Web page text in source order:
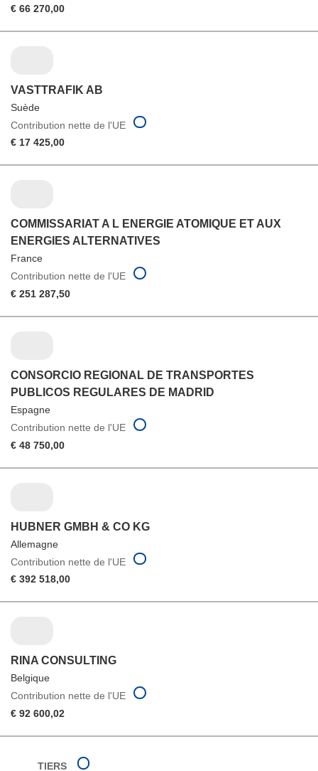
€ 66 270,00
VASTTRAFIK AB
Suède
Contribution nette de l'UE
€ 17 425,00
COMMISSARIAT A L ENERGIE ATOMIQUE ET AUX
ENERGIES ALTERNATIVES
France
Contribution nette de l'UE
€ 251 287,50
CONSORCIO REGIONAL DE TRANSPORTES
PUBLICOS REGULARES DE MADRID
Espagne
Contribution nette de l'UE
€ 48 750,00
HUBNER GMBH & CO KG
Allemagne
Contribution nette de l'UE
€ 392 518,00
RINA CONSULTING
Belgique
Contribution nette de l'UE
€ 92 600,02
TIERS